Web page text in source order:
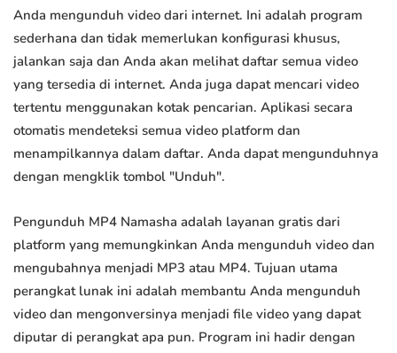
Anda mengunduh video dari internet. Ini adalah program
sederhana dan tidak memerlukan konfigurasi khusus,
jalankan saja dan Anda akan melihat daftar semua video
yang tersedia di internet. Anda juga dapat mencari video
tertentu menggunakan kotak pencarian. Aplikasi secara
otomatis mendeteksi semua video platform dan
menampilkannya dalam daftar. Anda dapat mengunduhnya
dengan mengklik tombol "Unduh".
Pengunduh MP4 Namasha adalah layanan gratis dari
platform yang memungkinkan Anda mengunduh video dan
mengubahnya menjadi MP3 atau MP4. Tujuan utama
perangkat lunak ini adalah membantu Anda mengunduh
video dan mengonversinya menjadi file video yang dapat
diputar di perangkat apa pun. Program ini hadir dengan